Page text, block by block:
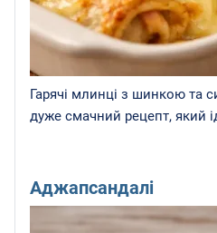
Гарячі млинці з шинкою та
дуже смачний рецепт, який
Аджапсандалі